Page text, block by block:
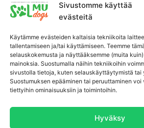
Sivustomme käyttää
evästeitä
Käytämme evästeiden kaltaisia tekniikoita
tallentamiseen ja/tai käyttämiseen. Teemme
selauskokemusta ja näyttääksemme (muita
mainoksia. Suostumalla näihin tekniikoihin
sivustolla tietoja, kuten selauskäyttäytymistä tai
Suostumuksen epääminen tai peruuttaminen
tiettyihin ominaisuuksiin ja toimintoihin.
Hyväksy
TIETOA MEISTÄ
Toimitusehdot
Tietosuojaseloste
Tietoa tuotteistamme
Tietoa yrityksestä